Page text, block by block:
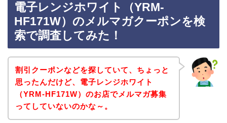
電子レンジホワイト（YRM-
HF171W）のメルマガクーポンを検
索で調査してみた！
割引クーポンなどを探していて、ちょっと
思ったんだけど、電子レンジホワイト
（YRM-HF171W）のお店でメルマガ募集
ってしていないのかな～。